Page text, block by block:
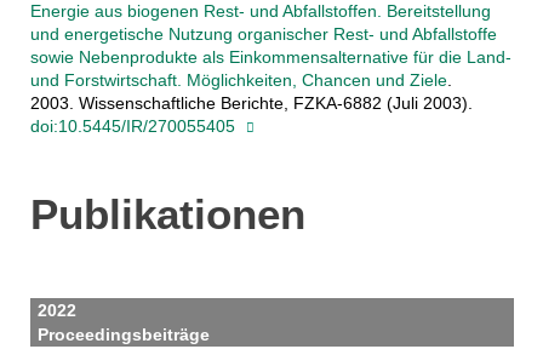
Energie aus biogenen Rest- und Abfallstoffen. Bereitstellung
und energetische Nutzung organischer Rest- und Abfallstoffe
sowie Nebenprodukte als Einkommensalternative für die Land-
und Forstwirtschaft. Möglichkeiten, Chancen und Ziele.
2003. Wissenschaftliche Berichte, FZKA-6882 (Juli 2003).
doi:10.5445/IR/270055405
Publikationen
2022
Proceedingsbeiträge